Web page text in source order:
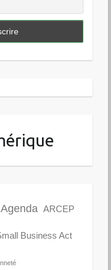
Agenda ARCEP
Business Act